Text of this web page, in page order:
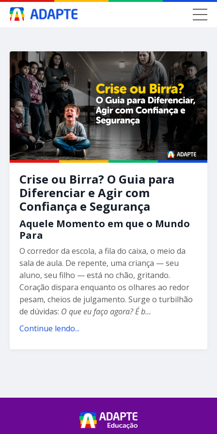
Crise ou Birra? O Guia para
Diferenciar e Agir com
Confiança e Segurança
Aquele Momento em que o Mundo
Para
O corredor da escola, a fila do caixa, o meio da
sala de aula. De repente, uma criança — seu
aluno, seu filho — está no chão, gritando.
Coração dispara enquanto os olhares ao redor
pesam, cheios de julgamento. Surge o turbilhão
de dúvidas: O que eu faço agora? É b...
Continue lendo...